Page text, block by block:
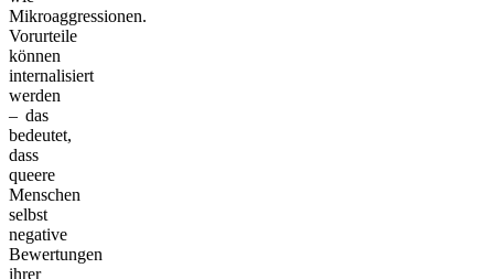
Mikroaggressionen.
Vorurteile
können
internalisiert
werden
– das
bedeutet,
dass
queere
Menschen
selbst
negative
Bewertungen
ihrer